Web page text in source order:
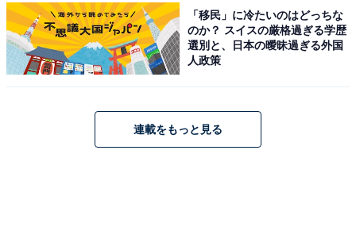
「移民」に冷たいのはどっちな
のか？ スイスの厳格過ぎる学歴
選別と、日本の曖昧過ぎる外国
人政策
連載をもっと見る